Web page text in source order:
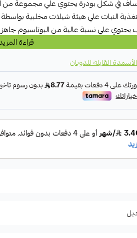
في شكل بودرة يحتوي علي مجموعة من
النبات علي هيئة شيلات مخلبية
يحتوي علي نسبة عالية من البوتاسيوم
النيتروجين و الفسفور الضروريين للنبات .
:
10%
:
قراءة
الأسمدة القابلة للذوبان